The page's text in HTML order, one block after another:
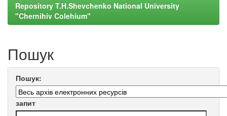
Repository T.H.Shevchenko National University
"Chernihiv Colehium"
Пошук
Пошук:
запит